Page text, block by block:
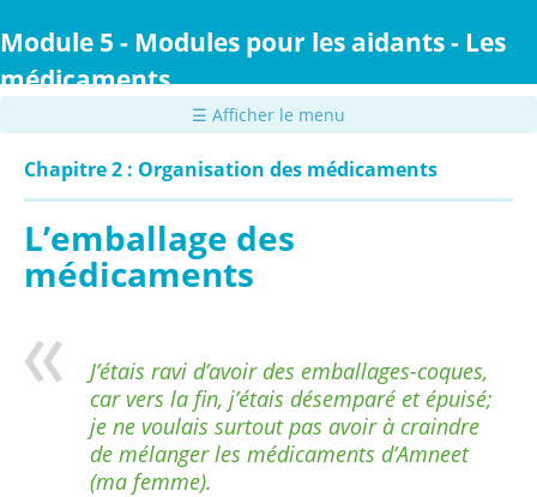
au
principal
Module 5 - Modules pour les aidants - Les
médicaments
☰ Afficher le menu
Chapitre 2 : Organisation des médicaments
L’emballage des
médicaments
J’étais ravi d’avoir des emballages-coques,
car vers la fin, j’étais désemparé et épuisé;
je ne voulais surtout pas avoir à craindre
de mélanger les médicaments d’Amneet
(ma femme).